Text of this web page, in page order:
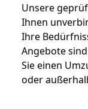
Unsere
Ihnen
Ihre
Angebote
Sie einen
oder